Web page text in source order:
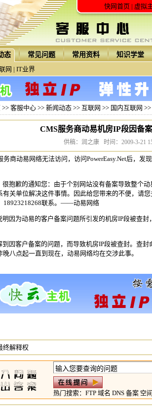
快网首页| 虚拟
态 常见问题 常用资料
知识学堂
网 | IT业界
>> 客服中心 >> 新闻动态 >> 互联网 >> 国内互联网
CMS服务商动易机房IP段因备
供稿：润之康 时间：2009-3-21
商动易网络无法访问，访问PowerEasy.Net后，发
抱歉的通知您：由于个别网站没有备案导致整个
有关单位解决这件事情。因此给您带来的不便，请
18923218268联系。——动易网络
因为动易的客户备案问题所引发的机房IP段被查
因客户备案的问题，而导致机房IP段被查封。查
八点起一直到现在，动易网络均在交涉此事。
终解释权
热门搜索： FTP 域名 DNS 备案 空